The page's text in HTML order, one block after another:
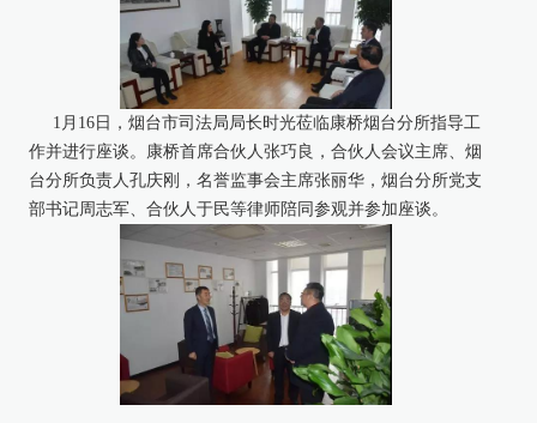
康桥法治研究院
康桥出版
1月16日，烟台市司法局局长时光莅临康桥烟台分所指导工
作并进行座谈。康桥首席合伙人张巧良，合伙人会议主席、烟
台分所负责人孔庆刚，名誉监事会主席张丽华，烟台分所党支
部书记周志军、合伙人于民等律师陪同参观并参加座谈。